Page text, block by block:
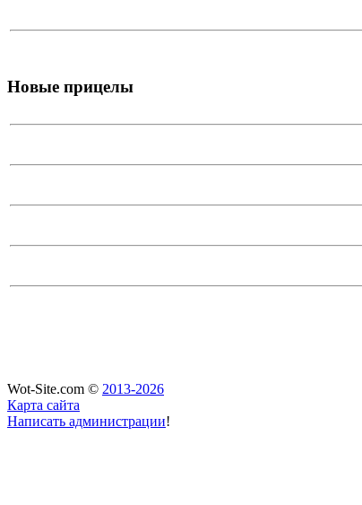
Новые прицелы
Wot-Site.com © 2013-2026
Карта сайта
Написать администрации!